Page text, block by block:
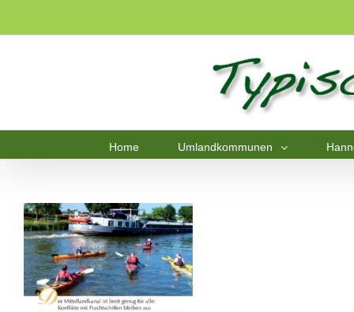
Home Umlandkommunen